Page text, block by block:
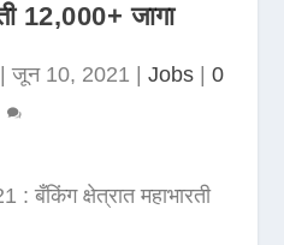
12,000+ जागा
जून 10, 2021 Jobs| 0